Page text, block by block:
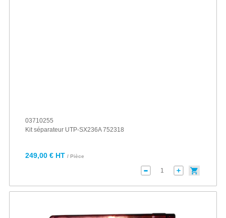
03710255
Kit séparateur UTP-SX236A 752318
249,00 € HT / Pièce